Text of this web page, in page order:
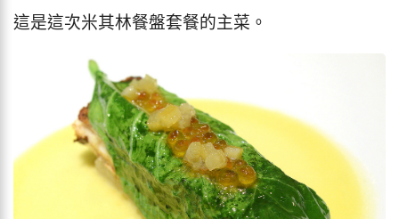
這是這次米其林餐盤套餐的主菜。